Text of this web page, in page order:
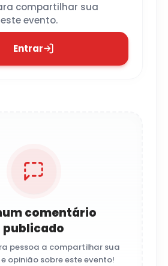
compartilhar sua
evento.
Entrar
comentário
publicado
pessoa a compartilhar sua
opinião sobre este evento!